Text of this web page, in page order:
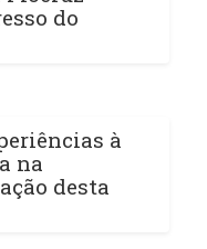
do
à
na
desta